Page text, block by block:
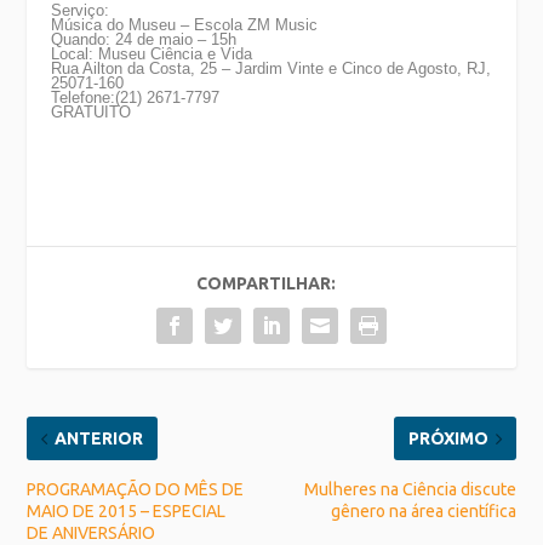
Serviço:
Música do Museu – Escola ZM Music
Quando: 24 de maio – 15h
Local: Museu Ciência e Vida
Rua Ailton da Costa, 25 – Jardim Vinte e Cinco de Agosto, RJ,
25071-160
Telefone:(21) 2671-7797
GRATUITO
COMPARTILHAR:
ANTERIOR
PROGRAMAÇÃO DO MÊS DE
MAIO DE 2015 – ESPECIAL
DE ANIVERSÁRIO
PRÓXIMO
Mulheres na Ciência discute
gênero na área científica